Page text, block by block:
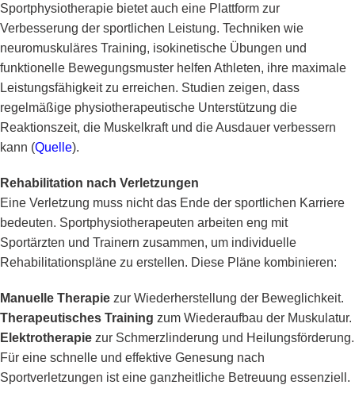
Sportphysiotherapie bietet auch eine Plattform zur
Verbesserung der sportlichen Leistung. Techniken wie
neuromuskuläres Training, isokinetische Übungen und
funktionelle Bewegungsmuster helfen Athleten, ihre maximale
Leistungsfähigkeit zu erreichen. Studien zeigen, dass
regelmäßige physiotherapeutische Unterstützung die
Reaktionszeit, die Muskelkraft und die Ausdauer verbessern
kann (Quelle).
Rehabilitation nach Verletzungen
Eine Verletzung muss nicht das Ende der sportlichen Karriere
bedeuten. Sportphysiotherapeuten arbeiten eng mit
Sportärzten und Trainern zusammen, um individuelle
Rehabilitationspläne zu erstellen. Diese Pläne kombinieren:
Manuelle Therapie zur Wiederherstellung der Beweglichkeit.
Therapeutisches Training zum Wiederaufbau der Muskulatur.
Elektrotherapie zur Schmerzlinderung und Heilungsförderung.
Für eine schnelle und effektive Genesung nach
Sportverletzungen ist eine ganzheitliche Betreuung essenziell.